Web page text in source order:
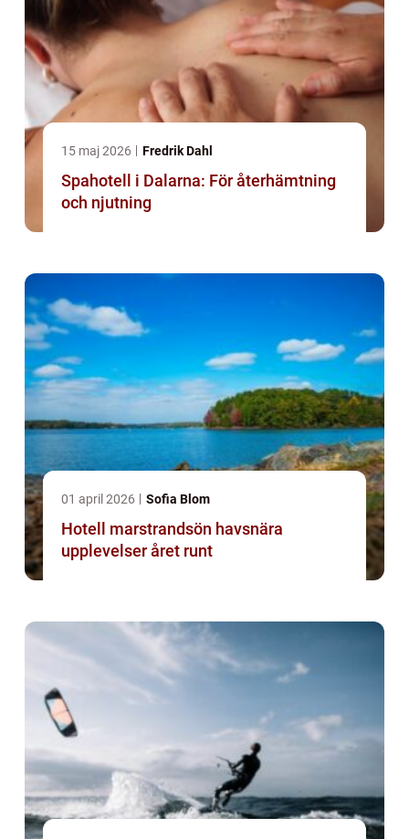
15 maj 2026 Fredrik Dahl
Spahotell i Dalarna: För återhämtning
och njutning
01 april 2026 Sofia Blom
Hotell marstrandsön havsnära
upplevelser året runt